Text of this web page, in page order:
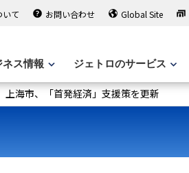
いて お問い合わせ Global Site
ス情報 ジェトロのサービス
上海市、「首発経済」支援策を更新